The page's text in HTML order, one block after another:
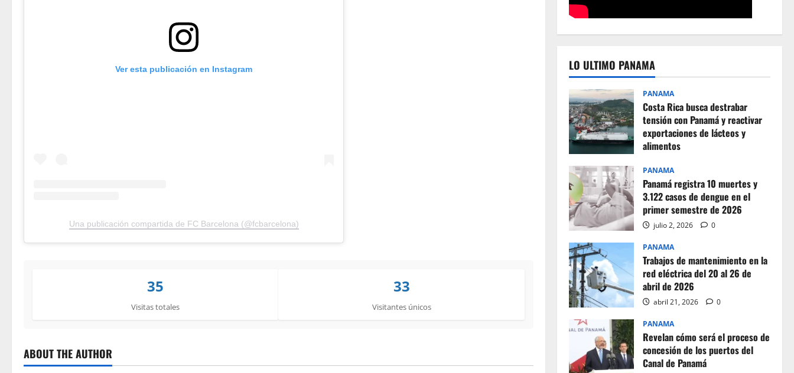
Ver esta publicación en Instagram
Una publicación compartida de FC Barcelona (@fcbarcelona)
35
Visitas totales
33
Visitantes únicos
ABOUT THE AUTHOR
LO ULTIMO PANAMA
PANAMA
Costa Rica busca destrabar
tensión con Panamá y reactivar
exportaciones de lácteos y
alimentos
PANAMA
Panamá registra 10 muertes y
3.122 casos de dengue en el
primer semestre de 2026
julio 2, 2026 0
PANAMA
Trabajos de mantenimiento en la
red eléctrica del 20 al 26 de
abril de 2026
abril 21, 2026 0
PANAMA
Revelan cómo será el proceso de
concesión de los puertos del
Canal de Panamá